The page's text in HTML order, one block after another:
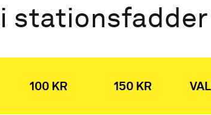
stationsfadder
100 KR 150 KR